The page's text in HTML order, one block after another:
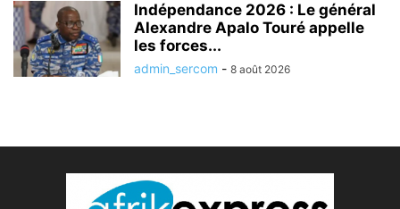
Indépendance 2026 : Le général
Alexandre Apalo Touré appelle
les forces...
admin_sercom - 8 août 2026